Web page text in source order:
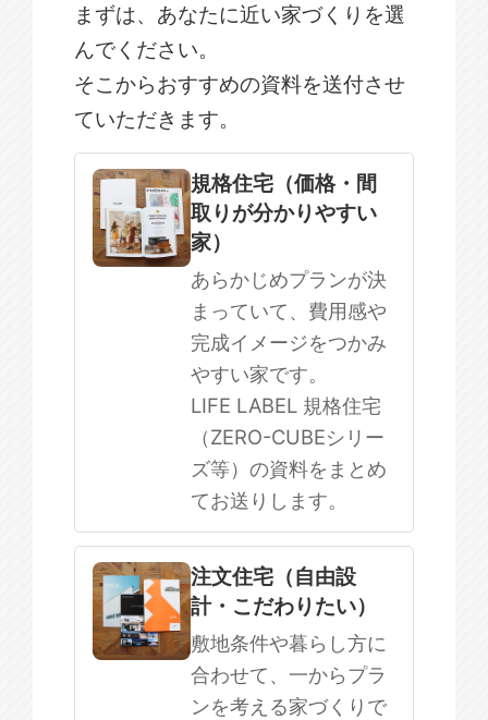
まずは、あなたに近い家づくりを選
んでください。
そこからおすすめの資料を送付させ
ていただきます。
規格住宅
注文住宅
SOWOOD
まだ何も決まっていない
規格住宅（価格・間
取りが分かりやすい
家）
あらかじめプランが決
まっていて、費用感や
完成イメージをつかみ
やすい家です。
LIFE LABEL 規格住宅
（ZERO-CUBEシリー
ズ等）の資料をまとめ
てお送りします。
注文住宅（自由設
計・こだわりたい）
敷地条件や暮らし方に
合わせて、一からプラ
ンを考える家づくりで